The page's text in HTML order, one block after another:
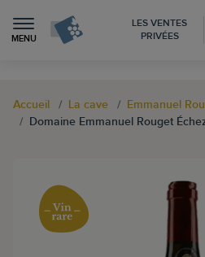
MENU
LES VENTES
PRIVÉES
Accueil La cave
Emmanuel
Domaine Emmanuel Rouget